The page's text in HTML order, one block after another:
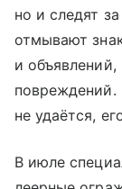
но и следят
отмывают
и
повреждений.
не удаётся,
В июле